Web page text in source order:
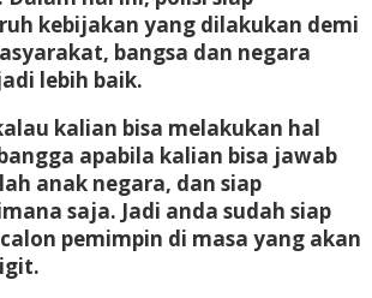
kebijakan yang dilakukan demi
bangsa dan negara
lebih baik.
kalian bisa melakukan hal
apabila kalian bisa jawab
anak negara, dan siap
saja. Jadi anda sudah siap
pemimpin di masa yang akan